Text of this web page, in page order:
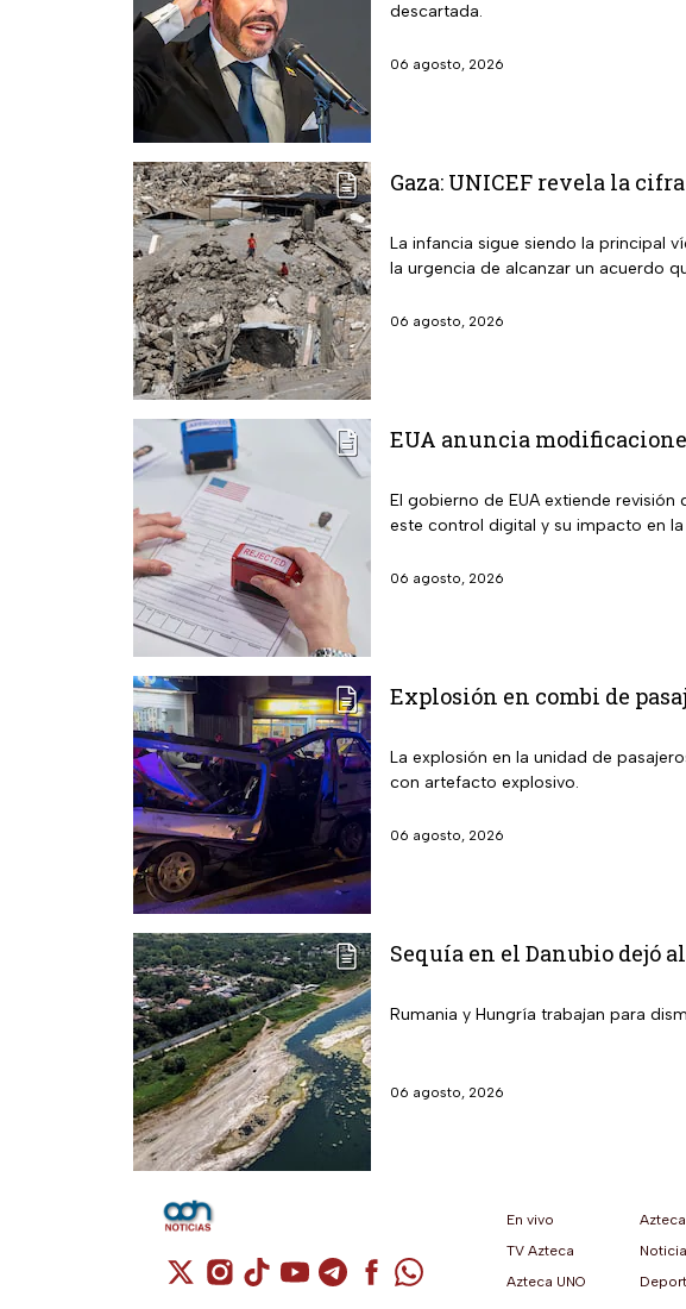
descartada.
06 agosto, 2026
Gaza: UNICEF revela la
La infancia sigue siendo la principal
la urgencia de alcanzar un acuerdo
06 agosto, 2026
EUA anuncia
El gobierno de EUA extiende
este control digital y su impacto en
06 agosto, 2026
Explosión en combi de
La explosión en la unidad de
con artefacto explosivo.
06 agosto, 2026
Sequía en el Danubio dejó
Rumania y Hungría trabajan para
06 agosto, 2026
Cuenta de X / Twitter (se abre en una nueva pestaña)
Cuenta de Instagram (se abre en una nueva pestaña)
Cuenta de TikTok (se abre en una nueva pestaña)
Cuenta de YouTube (se abre en una nueva
Cuenta de Telegram (se abre en una
Cuenta de Facebook (se abre en
Cuenta de WhatsApp (se abre
En vivo
TV Azteca
Azteca UNO